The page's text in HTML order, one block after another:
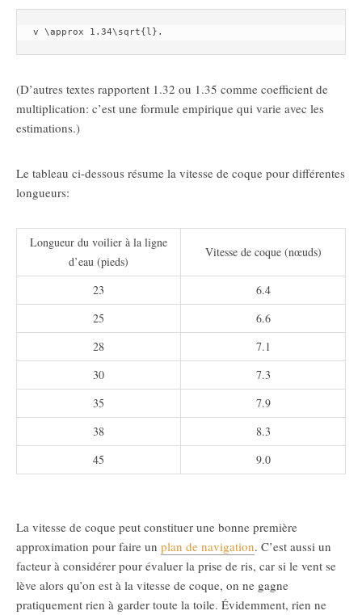
v \approx 1.34\sqrt{l}.
(D’autres textes rapportent 1.32 ou 1.35 comme coefficient de
multiplication: c’est une formule empirique qui varie avec les
estimations.)
Le tableau ci-dessous résume la vitesse de coque pour différentes
longueurs:
Longueur du voilier à la ligne
d’eau (pieds)
Vitesse de coque (nœuds)
23
6.4
25
6.6
28
7.1
30
7.3
35
7.9
38
8.3
45
9.0
La vitesse de coque peut constituer une bonne première
approximation pour faire un plan de navigation. C’est aussi un
facteur à considérer pour évaluer la prise de ris, car si le vent se
lève alors qu’on est à la vitesse de coque, on ne gagne
pratiquement rien à garder toute la toile. Évidemment, rien ne